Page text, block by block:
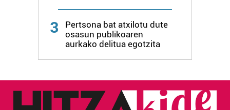
3
Pertsona bat atxilotu dute
osasun publikoaren
aurkako delitua egotzita